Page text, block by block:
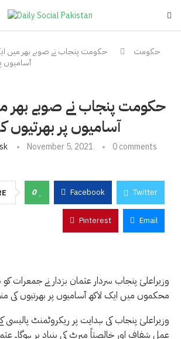
حکومت
حکومت پنجاب نے صوبے بھر میں
آسامیوں
حکومت پنجاب نے صوبے بھر
آسامیوں پر بھرتیوں
November 5, 2021
0 comments
0 Facebook Twitter
Pinterest Email
وزیراعلیٰ پنجاب سردار عثمان بزدار نے جمعرات
محکموں میں ایک لاکھ آسامیوں پر بھرتیوں کی
وزیراعلیٰ پنجاب کی ہدایت پر ریکروٹمنٹ پالیسی
عمل شفاف اور خالصتاً میرٹ کی بنیاد پر ہوگا۔